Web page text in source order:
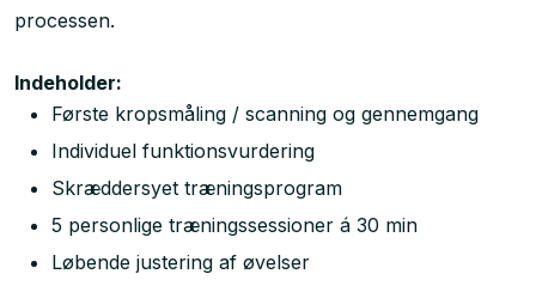
processen.
Indeholder:
Første kropsmåling / scanning og gennemgang
Individuel funktionsvurdering
Skræddersyet træningsprogram
5 personlige træningssessioner á 30 min
Løbende justering af øvelser